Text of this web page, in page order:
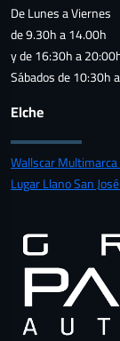
De Lunes a Viernes
de 9.30h a 14.00h
y de 16:30h a
Sábados de 10:30h
Elche
Wallscar
Lugar Llano San